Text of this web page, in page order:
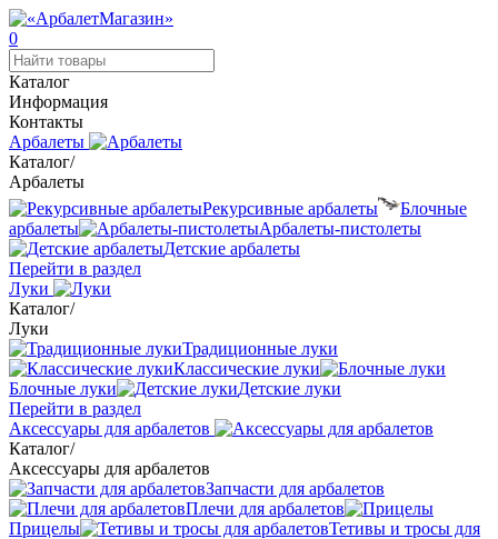
0
Каталог
Информация
Контакты
Арбалеты
Каталог/
Арбалеты
Рекурсивные арбалеты
Блочные
арбалеты
Арбалеты-пистолеты
Детские арбалеты
Перейти в раздел
Луки
Каталог/
Луки
Традиционные луки
Классические луки
Блочные луки
Детские луки
Перейти в раздел
Аксессуары для арбалетов
Каталог/
Аксессуары для арбалетов
Запчасти для арбалетов
Плечи для арбалетов
Прицелы
Тетивы и тросы для